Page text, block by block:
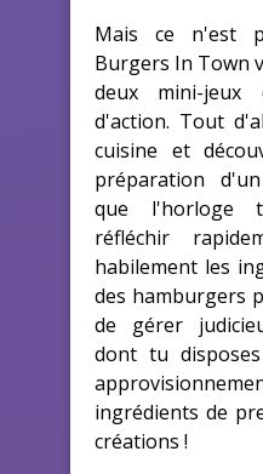
Mais ce n'est
Burgers In Town
deux mini-jeux
d'action. Tout
cuisine et
préparation
que l'horloge
réfléchir
habilement les
des hamburgers
de gérer
dont tu
ingrédients de
créations !